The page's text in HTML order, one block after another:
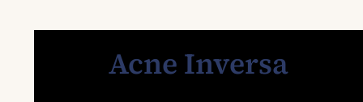
Acne Inversa